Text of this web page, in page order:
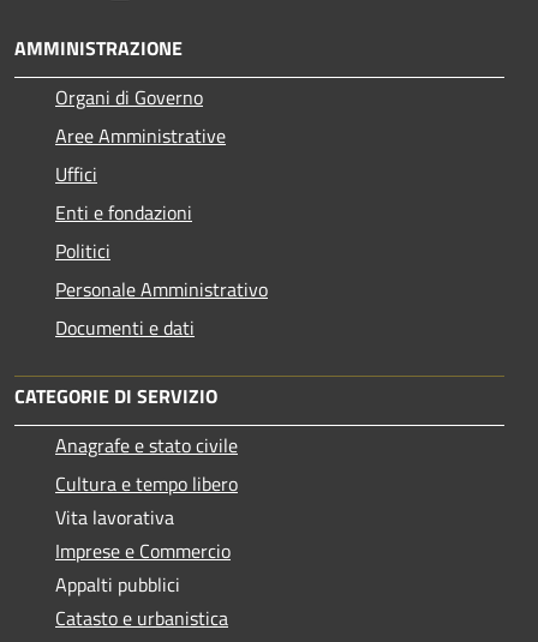
AMMINISTRAZIONE
Organi di Governo
Aree Amministrative
Uffici
Enti e fondazioni
Politici
Personale Amministrativo
Documenti e dati
CATEGORIE DI SERVIZIO
Anagrafe e stato civile
Cultura e tempo libero
Vita lavorativa
Imprese e Commercio
Appalti pubblici
Catasto e urbanistica